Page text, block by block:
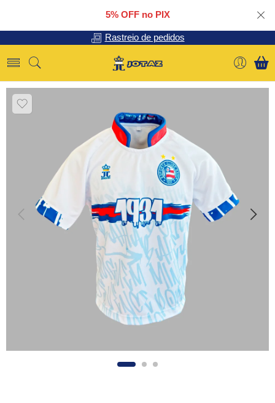
5% OFF no PIX
Rastreio de pedidos